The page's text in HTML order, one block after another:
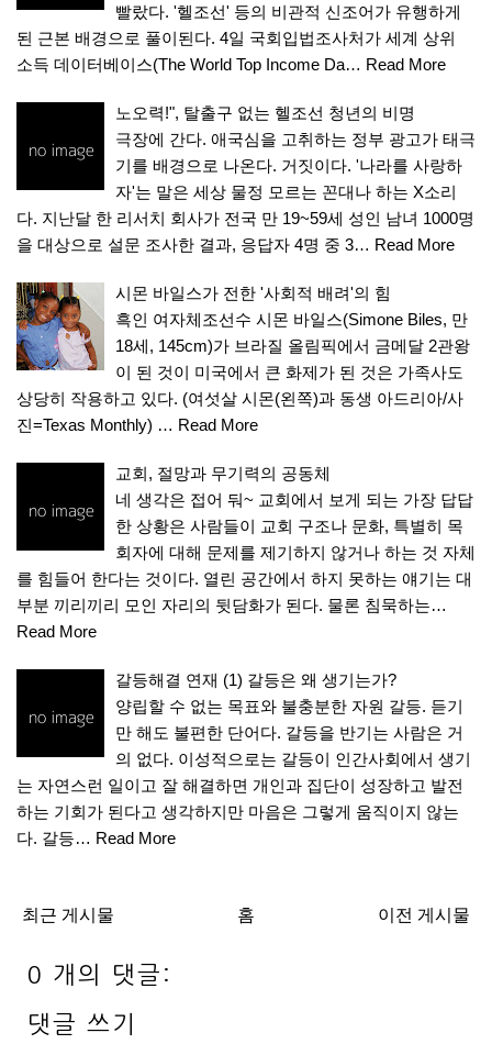
빨랐다. '헬조선' 등의 비관적 신조어가 유행하게
된 근본 배경으로 풀이된다. 4일 국회입법조사처가 세계 상위
소득 데이터베이스(The World Top Income Da… Read More
노오력!", 탈출구 없는 헬조선 청년의 비명
극장에 간다. 애국심을 고취하는 정부 광고가 태극
기를 배경으로 나온다. 거짓이다. '나라를 사랑하
자'는 말은 세상 물정 모르는 꼰대나 하는 X소리
다. 지난달 한 리서치 회사가 전국 만 19~59세 성인 남녀 1000명
을 대상으로 설문 조사한 결과, 응답자 4명 중 3… Read More
시몬 바일스가 전한 '사회적 배려'의 힘
흑인 여자체조선수 시몬 바일스(Simone Biles, 만
18세, 145cm)가 브라질 올림픽에서 금메달 2관왕
이 된 것이 미국에서 큰 화제가 된 것은 가족사도
상당히 작용하고 있다. (여섯살 시몬(왼쪽)과 동생 아드리아/사
진=Texas Monthly) … Read More
교회, 절망과 무기력의 공동체
네 생각은 접어 둬~ 교회에서 보게 되는 가장 답답
한 상황은 사람들이 교회 구조나 문화, 특별히 목
회자에 대해 문제를 제기하지 않거나 하는 것 자체
를 힘들어 한다는 것이다. 열린 공간에서 하지 못하는 얘기는 대
부분 끼리끼리 모인 자리의 뒷담화가 된다. 물론 침묵하는…
Read More
갈등해결 연재 (1) 갈등은 왜 생기는가?
양립할 수 없는 목표와 불충분한 자원 갈등. 듣기
만 해도 불편한 단어다. 갈등을 반기는 사람은 거
의 없다. 이성적으로는 갈등이 인간사회에서 생기
는 자연스런 일이고 잘 해결하면 개인과 집단이 성장하고 발전
하는 기회가 된다고 생각하지만 마음은 그렇게 움직이지 않는
다. 갈등… Read More
최근 게시물 이전 게시물
홈
0 개의 댓글:
댓글 쓰기